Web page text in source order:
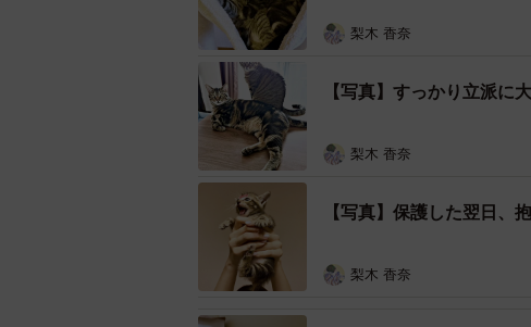
梨木 香奈
【写真】すっかり立派に
梨木 香奈
【写真】保護した翌日、
梨木 香奈